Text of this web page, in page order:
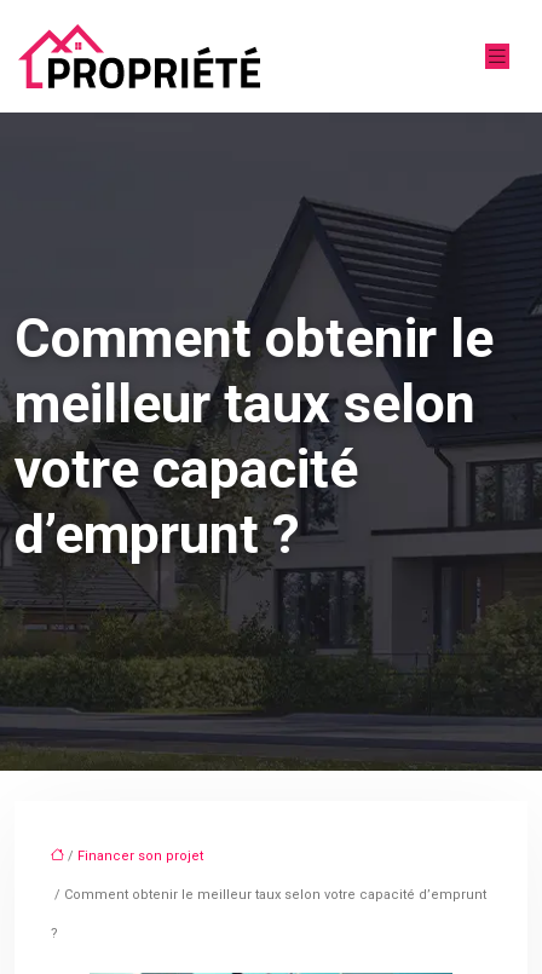
Comment obtenir le
meilleur taux selon
votre capacité
d’emprunt ?
/ Financer son projet
/ Comment obtenir le meilleur taux selon votre capacité d’emprunt
?